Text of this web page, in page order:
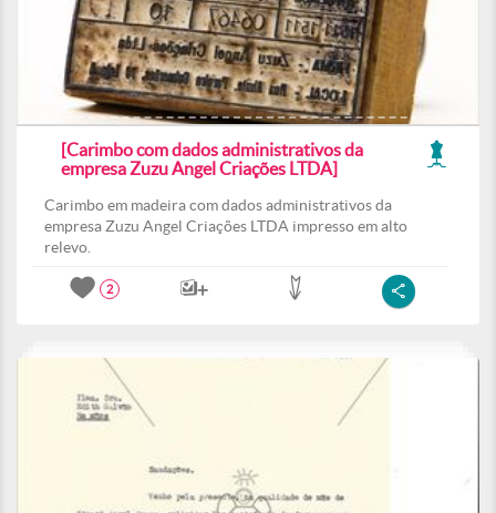
[Carimbo com dados administrativos da
empresa Zuzu Angel Criações LTDA]
Carimbo em madeira com dados administrativos da
empresa Zuzu Angel Criações LTDA impresso em alto
relevo.
2